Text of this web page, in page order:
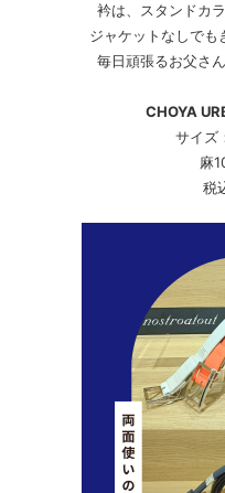
衿は、スタンドカ
ジャケットなしでも
毎日頑張るお父さ
CHOYA
サイズ
麻
税